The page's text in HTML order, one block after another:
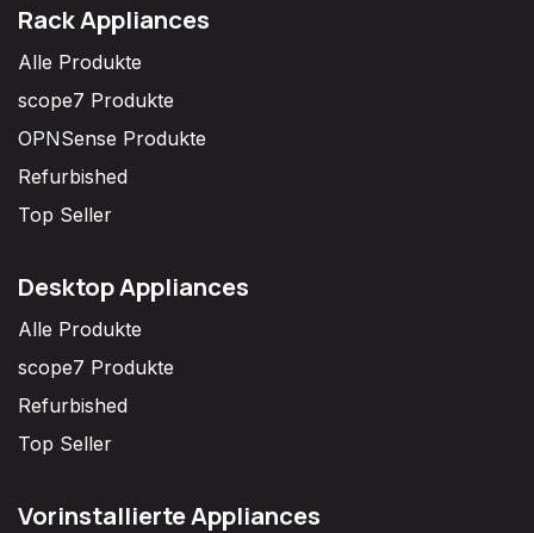
Rack Appliances
Alle Produkte
scope7 Produkte
OPNSense Produkte
Refurbished
Top Seller
Desktop Appliances
Alle Produkte
scope7 Produkte
Refurbished
Top Seller
Vorinstallierte Appliances